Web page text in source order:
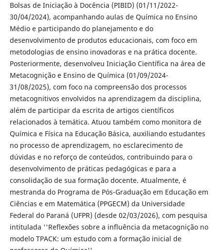
Bolsas de Iniciação à Docência (PIBID) (01/11/2022-
30/04/2024), acompanhando aulas de Química no Ensino
Médio e participando do planejamento e do
desenvolvimento de produtos educacionais, com foco em
metodologias de ensino inovadoras e na prática docente.
Posteriormente, desenvolveu Iniciação Científica na área de
Metacognição e Ensino de Química (01/09/2024-
31/08/2025), com foco na compreensão dos processos
metacognitivos envolvidos na aprendizagem da disciplina,
além de participar da escrita de artigos científicos
relacionados à temática. Atuou também como monitora de
Química e Física na Educação Básica, auxiliando estudantes
no processo de aprendizagem, no esclarecimento de
dúvidas e no reforço de conteúdos, contribuindo para o
desenvolvimento de práticas pedagógicas e para a
consolidação de sua formação docente. Atualmente, é
mestranda do Programa de Pós-Graduação em Educação em
Ciências e em Matemática (PPGECM) da Universidade
Federal do Paraná (UFPR) (desde 02/03/2026), com pesquisa
intitulada ''Reflexões sobre a influência da metacognição no
modelo TPACK: um estudo com a formação inicial de